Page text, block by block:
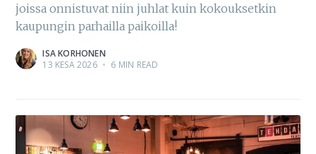
joissa onnistuvat niin juhlat kuin kokouksetkin
kaupungin parhailla paikoilla!
ISA KORHONEN
13 KESÄ 2026 • 6 MIN READ